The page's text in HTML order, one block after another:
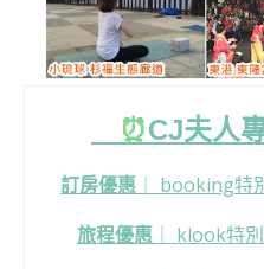
⏰CJ夫人
訂房優惠 booking特
旅程優惠
klook特